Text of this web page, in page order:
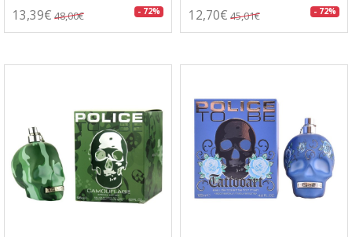
13,39€ 48,00€ - 72% 12,70€ 45,01€ - 72%